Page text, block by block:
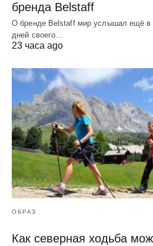
бренда Belstaff
О бренде Belstaff мир услышал ещё в
дней своего…
23 часа ago
ОБРАЗ
Как северная ходьба